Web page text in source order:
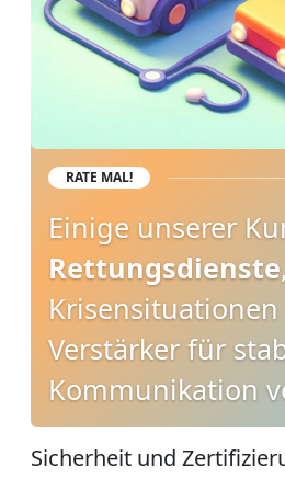
RATE MAL!
Einige unserer
Rettungsdienste
Verstärker für
Kommunikation
Sicherheit und